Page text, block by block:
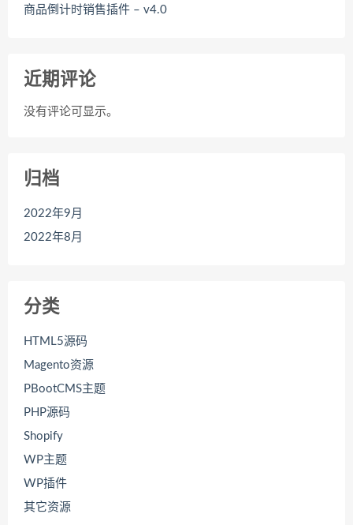
商品倒计时销售插件 – v4.0
近期评论
没有评论可显示。
归档
2022年9月
2022年8月
分类
HTML5源码
Magento资源
PBootCMS主题
PHP源码
Shopify
WP主题
WP插件
其它资源